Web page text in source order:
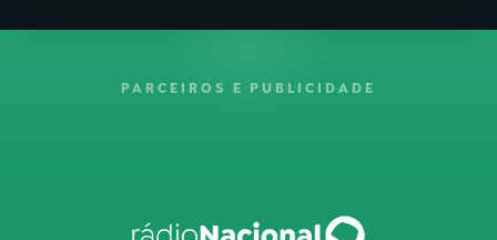
PARCEIROS E PUBLICIDADE